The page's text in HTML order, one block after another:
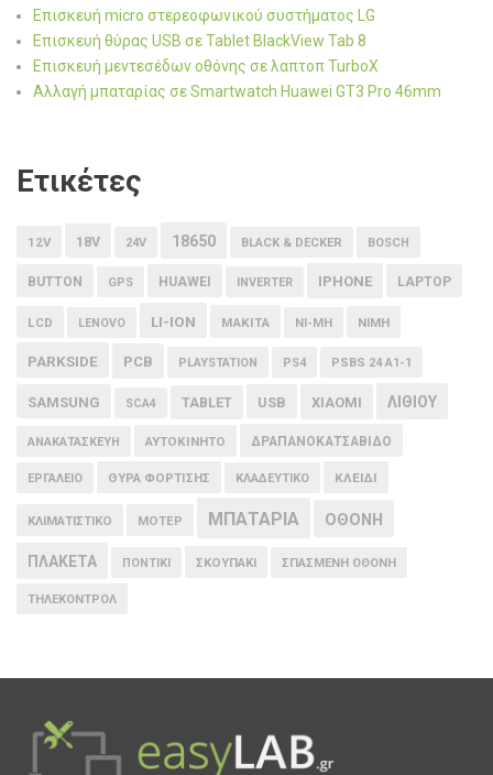
Επισκευή micro στερεοφωνικού συστήματος LG
Επισκευή θύρας USB σε Tablet BlackView Tab 8
Επισκευή μεντεσέδων οθόνης σε λαπτοπ TurboX
Αλλαγή μπαταρίας σε Smartwatch Huawei GT3 Pro 46mm
Ετικέτες
12V 18V 24V 18650 BLACK & DECKER BOSCH
BUTTON GPS HUAWEI INVERTER IPHONE LAPTOP
LCD LENOVO LI-ION MAKITA NI-MH NIMH
PARKSIDE PCB PLAYSTATION PS4 PSBS 24 A1-1
SAMSUNG SCA4 TABLET USB XIAOMI ΛΙΘΙΟΥ
ΑΝΑΚΑΤΑΣΚΕΥΗ ΑΥΤΟΚΙΝΗΤΟ ΔΡΑΠΑΝΟΚΑΤΣΑΒΙΔΟ
ΕΡΓΑΛΕΙΟ ΘΥΡΑ ΦΟΡΤΙΣΗΣ ΚΛΑΔΕΥΤΙΚΟ ΚΛΕΙΔΙ
ΚΛΙΜΑΤΙΣΤΙΚΟ ΜΟΤΕΡ ΜΠΑΤΑΡΙΑ ΟΘΟΝΗ
ΠΛΑΚΕΤΑ ΠΟΝΤΙΚΙ ΣΚΟΥΠΑΚΙ ΣΠΑΣΜΕΝΗ ΟΘΟΝΗ
ΤΗΛΕΚΟΝΤΡΟΛ